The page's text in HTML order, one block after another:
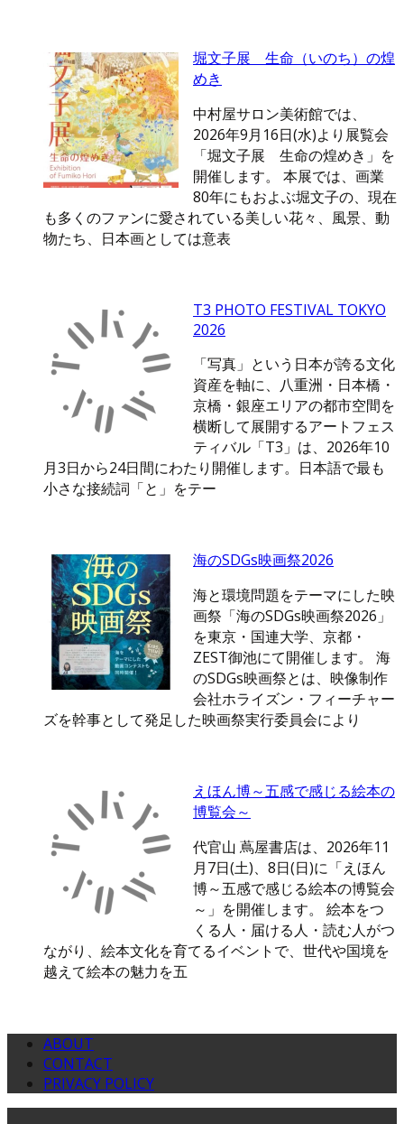
堀文子展 生命（いのち）の煌
めき
中村屋サロン美術館では、
2026年9月16日(水)より展覧会
「堀文子展 生命の煌めき」を
開催します。 本展では、画業
80年にもおよぶ堀文子の、現在
も多くのファンに愛されている美しい花々、風景、動
物たち、日本画としては意表
T3 PHOTO FESTIVAL TOKYO
2026
「写真」という日本が誇る文化
資産を軸に、八重洲・日本橋・
京橋・銀座エリアの都市空間を
横断して展開するアートフェス
ティバル「T3」は、2026年10
月3日から24日間にわたり開催します。日本語で最も
小さな接続詞「と」をテー
海のSDGs映画祭2026
海と環境問題をテーマにした映
画祭「海のSDGs映画祭2026」
を東京・国連大学、京都・
ZEST御池にて開催します。 海
のSDGs映画祭とは、映像制作
会社ホライズン・フィーチャー
ズを幹事として発足した映画祭実行委員会により
えほん博～五感で感じる絵本の
博覧会～
代官山 蔦屋書店は、2026年11
月7日(土)、8日(日)に「えほん
博～五感で感じる絵本の博覧会
～」を開催します。 絵本をつ
くる人・届ける人・読む人がつ
ながり、絵本文化を育てるイベントで、世代や国境を
越えて絵本の魅力を五
ABOUT
CONTACT
PRIVACY POLICY